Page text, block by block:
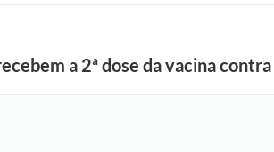
a 2ª dose da vacina